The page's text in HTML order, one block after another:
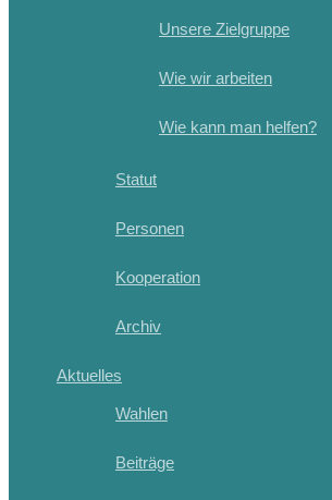
Unsere Zielgruppe
Wie wir arbeiten
Wie kann man helfen?
Statut
Personen
Kooperation
Archiv
Aktuelles
Wahlen
Beiträge